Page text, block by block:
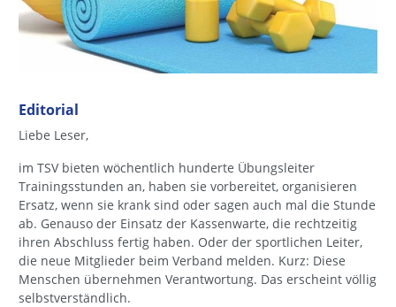
Editorial
Liebe Leser,
im TSV bieten wöchentlich hunderte Übungsleiter
Trainingsstunden an, haben sie vorbereitet, organisieren
Ersatz, wenn sie krank sind oder sagen auch mal die Stunde
ab. Genauso der Einsatz der Kassenwarte, die rechtzeitig
ihren Abschluss fertig haben. Oder der sportlichen Leiter,
die neue Mitglieder beim Verband melden. Kurz: Diese
Menschen übernehmen Verantwortung. Das erscheint völlig
selbstverständlich.